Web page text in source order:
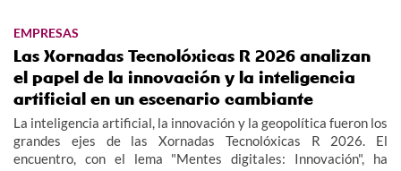
EMPRESAS
Las Xornadas Tecnolóxicas R 2026 analizan
el papel de la innovación y la inteligencia
artificial en un escenario cambiante
La inteligencia artificial, la innovación y la geopolítica fueron los
grandes ejes de las Xornadas Tecnolóxicas R 2026. El
encuentro, con el lema "Mentes digitales: Innovación", ha